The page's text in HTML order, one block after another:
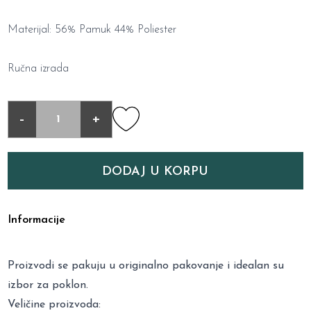
Materijal: 56% Pamuk 44% Poliester
Ručna izrada
- +
DODAJ U KORPU
Informacije
Proizvodi se pakuju u originalno pakovanje i idealan su
izbor za poklon.
Veličine proizvoda: